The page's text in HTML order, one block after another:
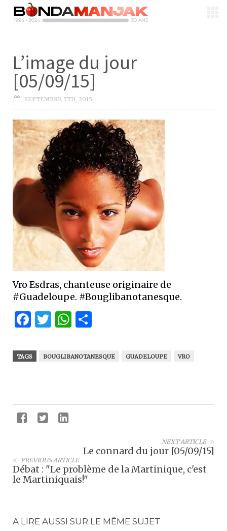
L’image du jour
[05/09/15]
SEPTEMBRE 5TH, 2015
Vro Esdras, chanteuse originaire de
#Guadeloupe. #Bouglibanotanesque.
Facebook
Twitter
WhatsApp
TAGS BOUGLIBANOTANESQUE GUADELOUPE VRO
NEXT ARTICLE
Le connard du jour [05/09/15]
PREVIOUS ARTICLE
Débat : "Le problème de la Martinique, c'est
le Martiniquais!"
A LIRE AUSSI SUR LE MÊME SUJET